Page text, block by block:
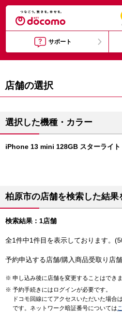
サポート
店舗の選択
選択した機種・カラー
iPhone 13 mini 128GB スターライト
柏原市の店舗を検索した結果
検索結果：1店舗
全1件中1件目を表示しております。
予約申込する店舗/購入商品受取り店
申し込み後に店舗を変更することはできま
予約手続きにはログインが必要です。
ドコモ回線にてアクセスいただいた場合
です。ネットワーク暗証番号については